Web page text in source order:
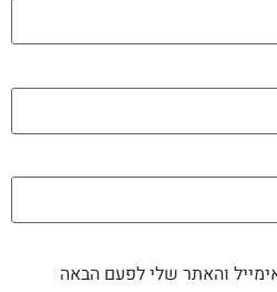
והאתר שלי לפעם הבאה